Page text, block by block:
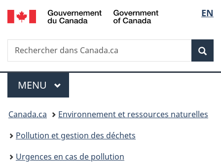
Passer
au
principal
Passer
à
Au
du
Passer
à
version
simplifiée
de
la
EN
Recherche
Rechercher
dans
Menu
MENU PRINCIPAL
Vous
êtes
ici :
Canada.ca
Environnement et ressources naturelles
Pollution et gestion des déchets
Urgences en cas de pollution